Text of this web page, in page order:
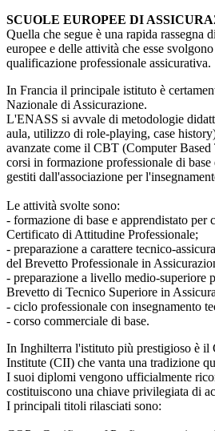
SCUOLE EUROPEE DI
Quella che segue è una rapida rassegna
europee e delle attività che esse
qualificazione professionale assicurativa.
In Francia il principale istituto è
Nazionale di Assicurazione.
L'ENASS si avvale di metodologie
aula, utilizzo di role-playing, case
avanzate come il CBT (Computer
corsi in formazione professionale di
gestiti dall'associazione per
Le attività svolte sono:
- formazione di base e apprendistato per
Certificato di Attitudine Professionale;
- preparazione a carattere tecnico-
del Brevetto Professionale in
- preparazione a livello medio-superiore
Brevetto di Tecnico Superiore in
- ciclo professionale con insegnamento
- corso commerciale di base.
In Inghilterra l'istituto più prestigioso è il
Institute (CII) che vanta una tradizione
I suoi diplomi vengono ufficialmente
costituiscono una chiave privilegiata di
I principali titoli rilasciati sono: